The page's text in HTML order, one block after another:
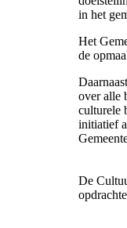
in het
Het
de
over alle
culturele
initiatief
De